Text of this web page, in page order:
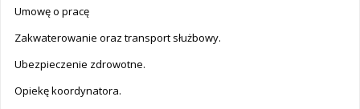
Umowę o pracę
Zakwaterowanie oraz transport służbowy.
Ubezpieczenie zdrowotne.
Opiekę koordynatora.